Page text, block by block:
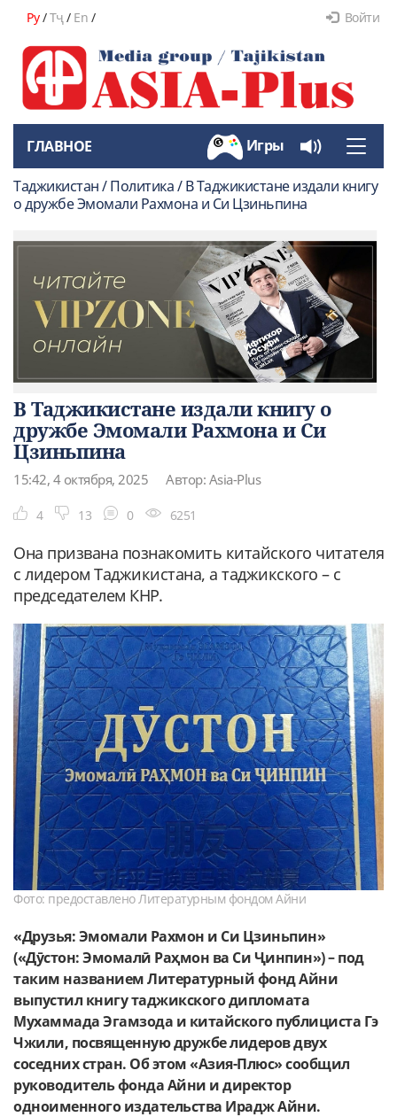
Ру/Тҷ/ En / Войти
Toggle
ГЛАВНОЕ Игры
Таджикистан / Политика / В Таджикистане издали книгу
о дружбе Эмомали Рахмона и Си Цзиньпина
В Таджикистане издали книгу о
дружбе Эмомали Рахмона и Си
Цзиньпина
15:42, 4 октября, 2025 Автор: Asia-Plus
4 13 0 6251
Она призвана познакомить китайского читателя
с лидером Таджикистана, а таджикского – с
председателем КНР.
Фото: предоставлено Литературным фондом Айни
«Друзья: Эмомали Рахмон и Си Цзиньпин»
(«Дӯстон: Эмомалӣ Раҳмон ва Си Ҷинпин») – под
таким названием Литературный фонд Айни
выпустил книгу таджикского дипломата
Мухаммада Эгамзода и китайского публициста Гэ
Чжили, посвященную дружбе лидеров двух
соседних стран. Об этом «Азия-Плюс» сообщил
руководитель фонда Айни и директор
одноименного издательства Ирадж Айни.